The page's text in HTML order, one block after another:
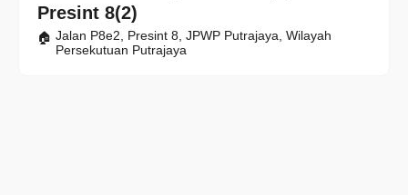
Presint 8(2)
Jalan P8e2, Presint 8, JPWP Putrajaya, Wilayah
Persekutuan Putrajaya